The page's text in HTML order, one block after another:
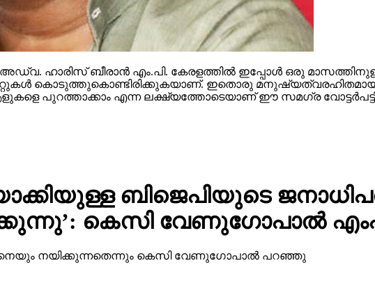
അഡ്വ. ഹാരിസ് ബീരാന്‍ എം.പി. കേരളത്തില്‍ ഇപ്പോള്‍ ഒരു
കൊടുത്തുകൊണ്ടിരിക്കുകയാണ്. ഇതൊരു മനുഷ്യത്വരഹിതമായ
പുറത്താക്കാം എന്ന ലക്ഷ്യത്തോടെയാണ് ഈ സമഗ്ര
ബിജെപിയുടെ
കെസി വേണുഗോപാല്‍
നയിക്കുന്നതെന്നും കെസി വേണുഗോപാല്‍ പറഞ്ഞു